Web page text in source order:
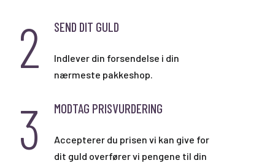
2 SEND DIT GULD
Indlever din forsendelse i din
nærmeste pakkeshop.
3 MODTAG PRISVURDERING
Accepterer du prisen vi kan give for
dit guld overfører vi pengene til din